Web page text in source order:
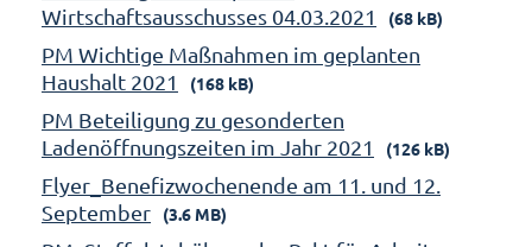
Wirtschaftsausschusses 04.03.2021
(68 kB)
PM Wichtige Maßnahmen im geplanten
Haushalt 2021
(168 kB)
PM Beteiligung zu gesonderten
Ladenöffnungszeiten im Jahr 2021
(126 kB)
Flyer_Benefizwochenende am 11. und 12.
September
(3.6 MB)